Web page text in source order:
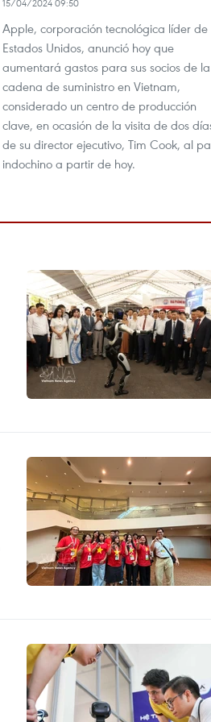
15/04/2024 09:50
Apple, corporación tecnológica líder de
Estados Unidos, anunció hoy que
aumentará gastos para sus socios de la
cadena de suministro en Vietnam,
considerado un centro de producción
clave, en ocasión de la visita de dos
de su director ejecutivo, Tim Cook, al
indochino a partir de hoy.